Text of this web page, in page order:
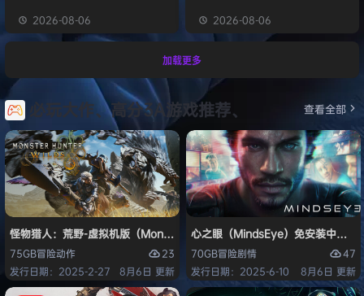
2026-08-06 2026-08-06
加载更多
必玩大作、高分3A游戏推荐、 查看全部
怪物猎人：荒野-虚拟机版（Monster Hunter Wilds HYPERVISOR）免安
75GB冒险动作
23
发行日期：2025-2-27
8月6日 更新
心之眼（MindsEye）免安装中文版
70GB冒险剧情
47
发行日期：2025-6-10
8月6日 更新